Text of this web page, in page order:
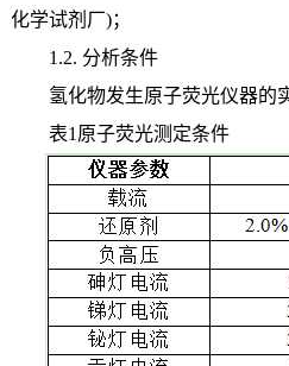
化学试剂厂)；
1.2. 分析条件
氢化物发生原子荧光仪器的
表1原子荧光测定条件